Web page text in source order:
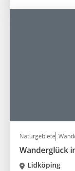
Naturgebiete
Wanderglück
Lidköping